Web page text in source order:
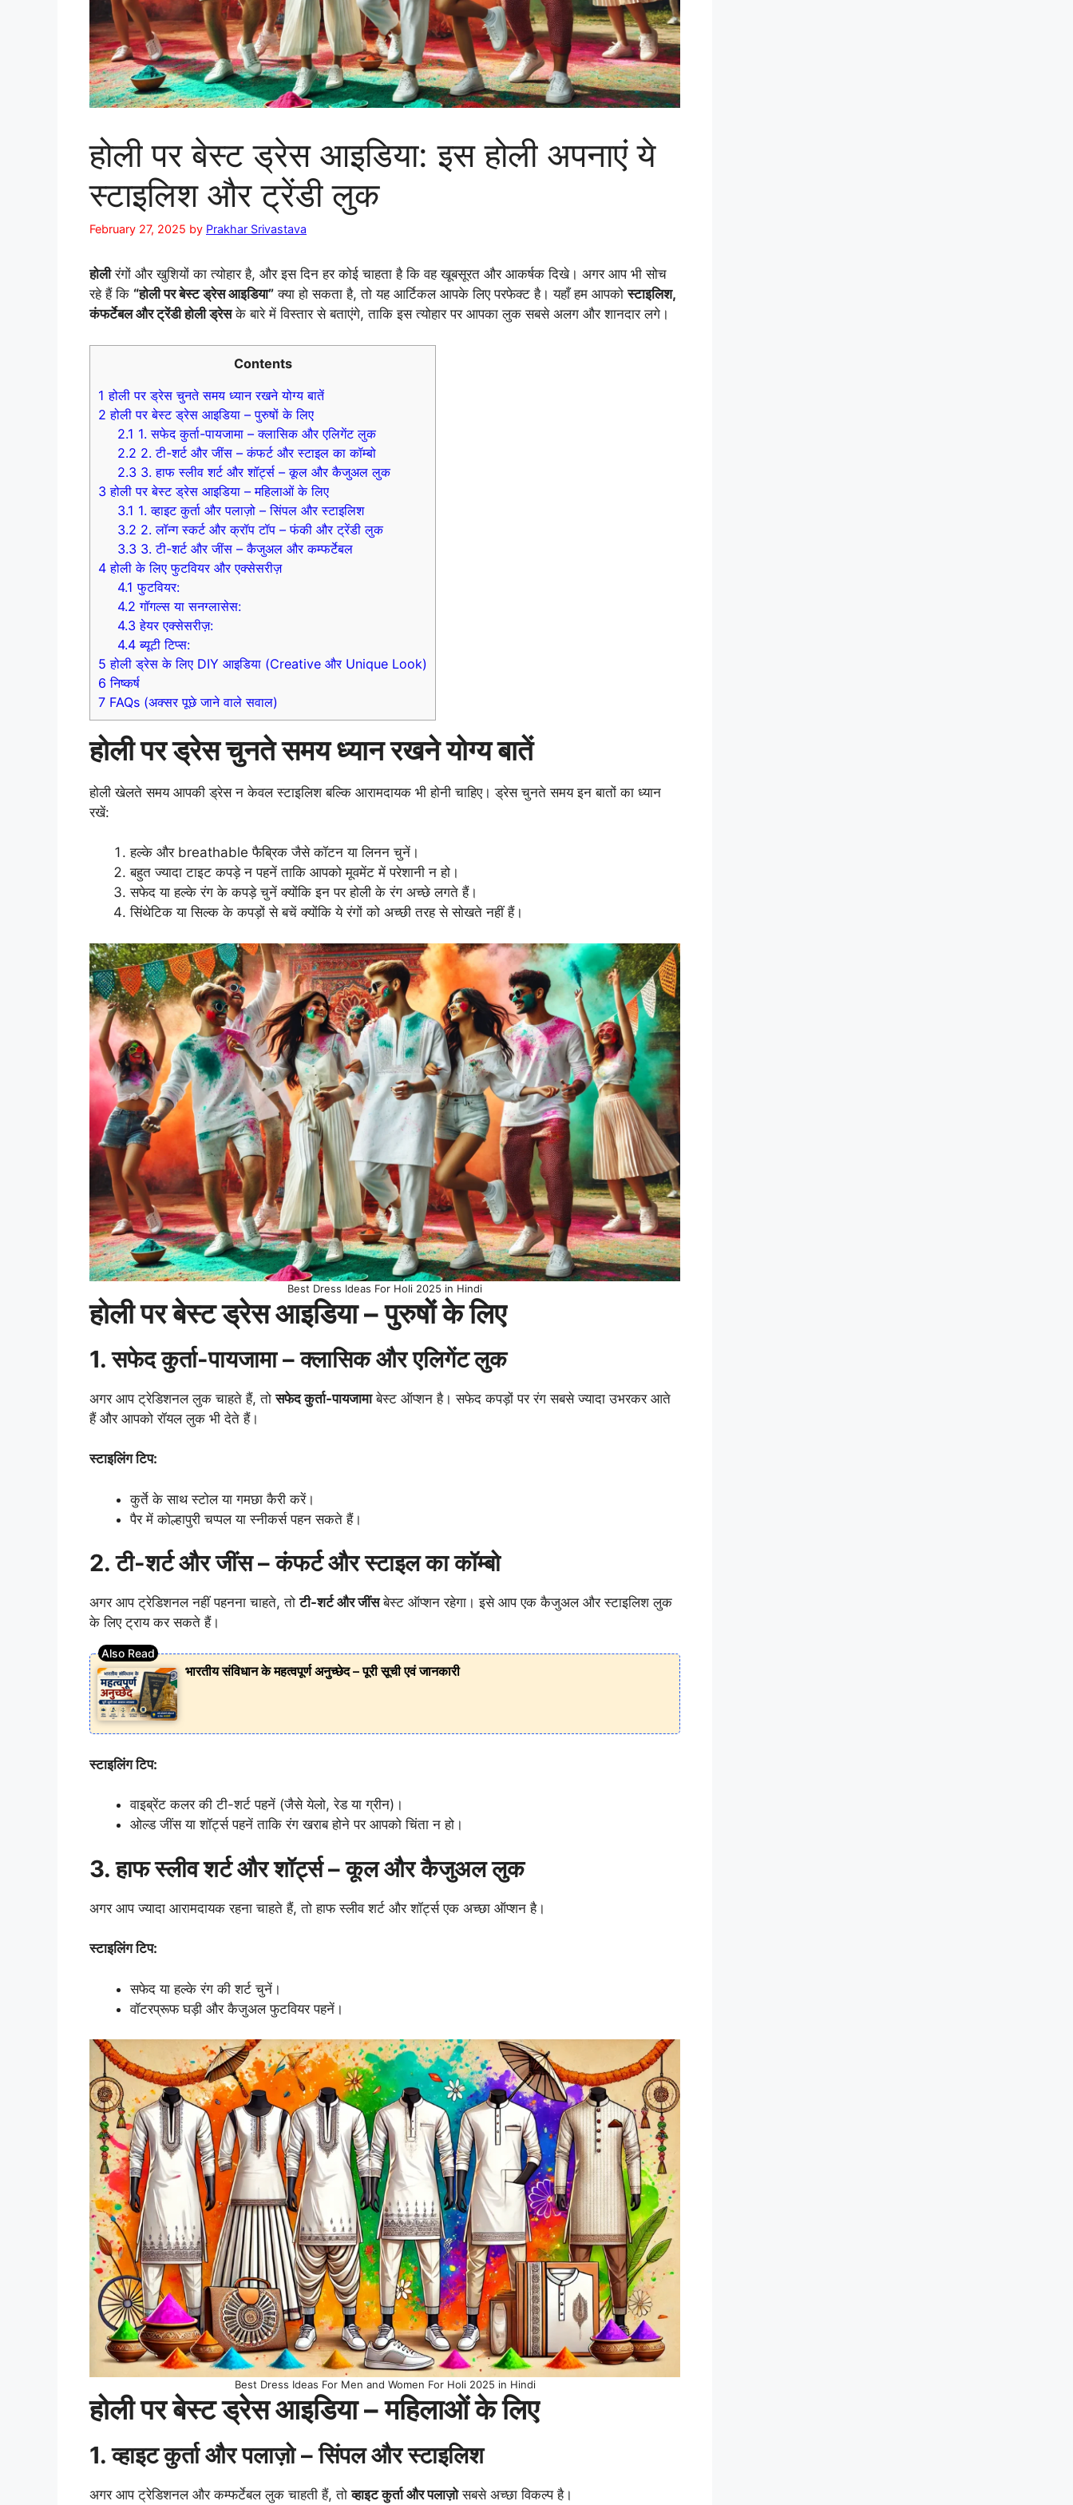
होली पर बेस्ट ड्रेस आइडिया: इस होली अपनाएं ये
स्टाइलिश और ट्रेंडी लुक
February 27, 2025 by Prakhar Srivastava
होलीरंगों और खुशियों का त्योहार है, और इस दिन हर कोई चाहता है कि वह खूबसूरत और आकर्षक दिखे। अगर आप भी सोच
रहे हैं कि “होली पर बेस्ट ड्रेस आइडिया” क्या हो सकता है, तो यह आर्टिकल आपके लिए परफेक्ट है। यहाँ हम आपकोस्टाइलिश,
कंफर्टेबल और ट्रेंडी होली ड्रेसके बारे में विस्तार से बताएंगे, ताकि इस त्योहार पर आपका लुक सबसे अलग और शानदार लगे।
Contents
1 होली पर ड्रेस चुनते समय ध्यान रखने योग्य बातें
2 होली पर बेस्ट ड्रेस आइडिया – पुरुषों के लिए
2.1 1. सफेद कुर्ता-पायजामा – क्लासिक और एलिगेंट लुक
2.2 2. टी-शर्ट और जींस – कंफर्ट और स्टाइल का कॉम्बो
2.3 3. हाफ स्लीव शर्ट और शॉर्ट्स – कूल और कैजुअल लुक
3 होली पर बेस्ट ड्रेस आइडिया – महिलाओं के लिए
3.1 1. व्हाइट कुर्ता और पलाज़ो – सिंपल और स्टाइलिश
3.2 2. लॉन्ग स्कर्ट और क्रॉप टॉप – फंकी और ट्रेंडी लुक
3.3 3. टी-शर्ट और जींस – कैजुअल और कम्फर्टेबल
4 होली के लिए फुटवियर और एक्सेसरीज़
4.1 फुटवियर:
4.2 गॉगल्स या सनग्लासेस:
4.3 हेयर एक्सेसरीज़:
4.4 ब्यूटी टिप्स:
5 होली ड्रेस के लिए DIY आइडिया (Creative और Unique Look)
6 निष्कर्ष
7 FAQs (अक्सर पूछे जाने वाले सवाल)
होली पर ड्रेस चुनते समय ध्यान रखने योग्य बातें
होली खेलते समय आपकी ड्रेस न केवल स्टाइलिश बल्कि आरामदायक भी होनी चाहिए। ड्रेस चुनते समय इन बातों का ध्यान
रखें:
हल्के और breathable फैब्रिक जैसे कॉटन या लिनन चुनें।
बहुत ज्यादा टाइट कपड़े न पहनें ताकि आपको मूवमेंट में परेशानी न हो।
सफेद या हल्के रंग के कपड़े चुनें क्योंकि इन पर होली के रंग अच्छे लगते हैं।
सिंथेटिक या सिल्क के कपड़ों से बचें क्योंकि ये रंगों को अच्छी तरह से सोखते नहीं हैं।
Best Dress Ideas For Holi 2025 in Hindi
होली पर बेस्ट ड्रेस आइडिया – पुरुषों के लिए
1. सफेद कुर्ता-पायजामा – क्लासिक और एलिगेंट लुक
अगर आप ट्रेडिशनल लुक चाहते हैं, तोसफेद कुर्ता-पायजामाबेस्ट ऑप्शन है। सफेद कपड़ों पर रंग सबसे ज्यादा उभरकर आते
हैं और आपको रॉयल लुक भी देते हैं।
स्टाइलिंग टिप:
कुर्ते के साथ स्टोल या गमछा कैरी करें।
पैर में कोल्हापुरी चप्पल या स्नीकर्स पहन सकते हैं।
2. टी-शर्ट और जींस – कंफर्ट और स्टाइल का कॉम्बो
अगर आप ट्रेडिशनल नहीं पहनना चाहते, तोटी-शर्ट और जींसबेस्ट ऑप्शन रहेगा। इसे आप एक कैजुअल और स्टाइलिश लुक
के लिए ट्राय कर सकते हैं।
भारतीय संविधान के महत्वपूर्ण अनुच्छेद – पूरी सूची एवं जानकारी
स्टाइलिंग टिप:
वाइब्रेंट कलर की टी-शर्ट पहनें (जैसे येलो, रेड या ग्रीन)।
ओल्ड जींस या शॉर्ट्स पहनें ताकि रंग खराब होने पर आपको चिंता न हो।
3. हाफ स्लीव शर्ट और शॉर्ट्स – कूल और कैजुअल लुक
अगर आप ज्यादा आरामदायक रहना चाहते हैं, तो हाफ स्लीव शर्ट और शॉर्ट्स एक अच्छा ऑप्शन है।
स्टाइलिंग टिप:
सफेद या हल्के रंग की शर्ट चुनें।
वॉटरप्रूफ घड़ी और कैजुअल फुटवियर पहनें।
Best Dress Ideas For Men and Women For Holi 2025 in Hindi
होली पर बेस्ट ड्रेस आइडिया – महिलाओं के लिए
1. व्हाइट कुर्ता और पलाज़ो – सिंपल और स्टाइलिश
अगर आप ट्रेडिशनल और कम्फर्टेबल लुक चाहती हैं, तोव्हाइट कुर्ता और पलाज़ोसबसे अच्छा विकल्प है।